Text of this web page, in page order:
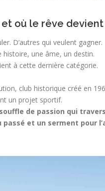
et où le rêve
D’autres qui veulent gagner.
histoire, une âme, un destin.
à cette dernière catégorie.
club historique créé en
un projet sportif.
de passion qui
et un serment pour